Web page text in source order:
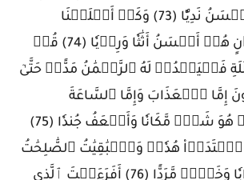
خَيۡرٞ مَّقَامٗا وَأَحۡسَنُ نَدِيّٗا (73) وَكَمۡ أَهۡلَكۡنَا
قَبۡلَهُم مِّن قَرۡنٍ هُمۡ أَحۡسَنُ أَثَٰثٗا وَرِءۡيٗا (74) قُلۡ
فَلۡيَمۡدُدۡ لَهُ ٱلرَّحۡمَٰنُ مَدًّاۚ حَتَّىٰٓ
إِمَّا ٱلۡعَذَابَ وَإِمَّا ٱلسَّاعَةَ
فَسَيَعۡلَمُونَ مَنۡ هُوَ شَرّٞ مَّكَانٗا وَأَضۡعَفُ جُندٗا (75)
ٱهۡتَدَوۡاْ هُدٗىۗ وَٱلۡبَٰقِيَٰتُ ٱلصَّٰلِحَٰتُ
خَيۡرٌ عِندَ رَبِّكَ ثَوَابٗا وَخَيۡرٞ مَّرَدًّا (76) أَفَرَءَيۡتَ ٱلَّذِي